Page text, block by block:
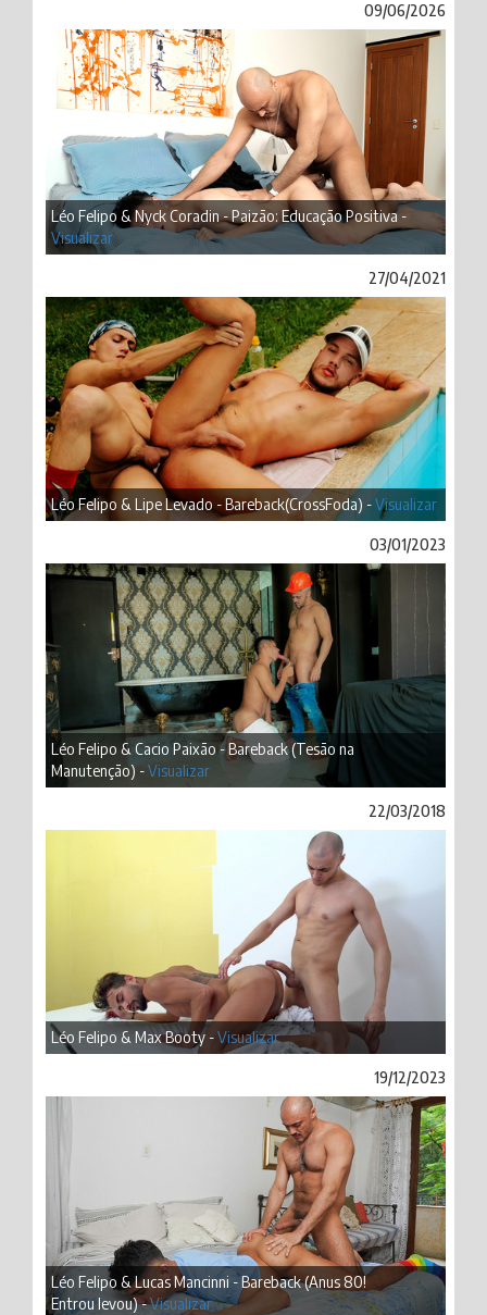
09/06/2026
Léo Felipo & Nyck Coradin - Paizão: Educação Positiva -
Visualizar
27/04/2021
Léo Felipo & Lipe Levado - Bareback(CrossFoda) -Visualizar
03/01/2023
Léo Felipo & Cacio Paixão - Bareback (Tesão na
Manutenção) -Visualizar
22/03/2018
Léo Felipo & Max Booty -Visualizar
19/12/2023
Léo Felipo & Lucas Mancinni - Bareback (Anus 80!
Entrou levou) -Visualizar